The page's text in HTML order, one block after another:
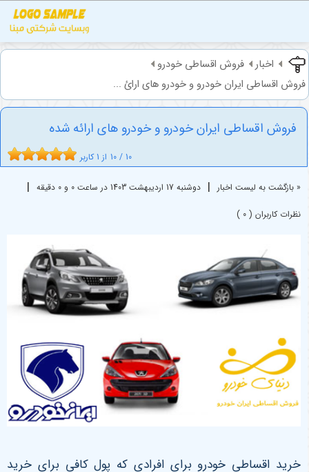
اخبار
فروش اقساطی خودرو
فروش اقساطی ایران خودرو و خودرو های ارائ ...
فروش اقساطی ایران خودرو و خودرو های ارائه شده
10 / 10 از 1 کاربر
« بازگشت به لیست اخبار | دوشنبه 17 ارديبهشت 1403 در ساعت 0 و 0 دقیقه |
نظرات کاربران ( 0 )
خرید اقساطی خودرو برای افرادی که پول کافی برای خرید